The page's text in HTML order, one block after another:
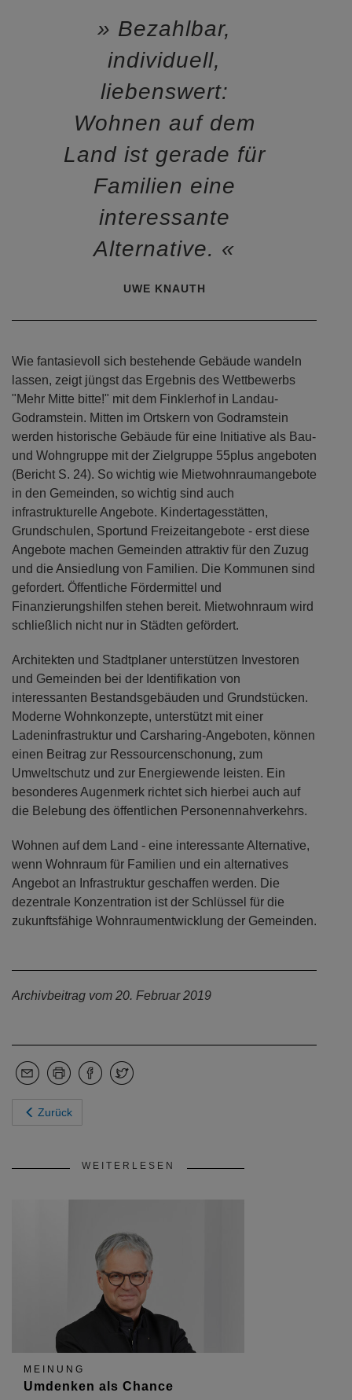
Bezahlbar,
individuell,
liebenswert:
Wohnen auf dem
Land ist gerade für
Familien eine
interessante
Alternative.
UWE KNAUTH
Wie fantasievoll sich bestehende Gebäude wandeln
lassen, zeigt jüngst das Ergebnis des Wettbewerbs
"Mehr Mitte bitte!" mit dem Finklerhof in Landau-
Godramstein. Mitten im Ortskern von Godramstein
werden historische Gebäude für eine Initiative als Bau-
und Wohngruppe mit der Zielgruppe 55plus angeboten
(Bericht S. 24). So wichtig wie Mietwohnraumangebote
in den Gemeinden, so wichtig sind auch
infrastrukturelle Angebote. Kindertagesstätten,
Grundschulen, Sportund Freizeitangebote - erst diese
Angebote machen Gemeinden attraktiv für den Zuzug
und die Ansiedlung von Familien. Die Kommunen sind
gefordert. Öffentliche Fördermittel und
Finanzierungshilfen stehen bereit. Mietwohnraum wird
schließlich nicht nur in Städten gefördert.
Architekten und Stadtplaner unterstützen Investoren
und Gemeinden bei der Identifikation von
interessanten Bestandsgebäuden und Grundstücken.
Moderne Wohnkonzepte, unterstützt mit einer
Ladeninfrastruktur und Carsharing-Angeboten, können
einen Beitrag zur Ressourcenschonung, zum
Umweltschutz und zur Energiewende leisten. Ein
besonderes Augenmerk richtet sich hierbei auch auf
die Belebung des öffentlichen Personennahverkehrs.
Wohnen auf dem Land - eine interessante Alternative,
wenn Wohnraum für Familien und ein alternatives
Angebot an Infrastruktur geschaffen werden. Die
dezentrale Konzentration ist der Schlüssel für die
zukunftsfähige Wohnraumentwicklung der Gemeinden.
Archivbeitrag vom 20. Februar 2019
Zurück
WEITERLESEN
MEINUNG
Umdenken als Chance